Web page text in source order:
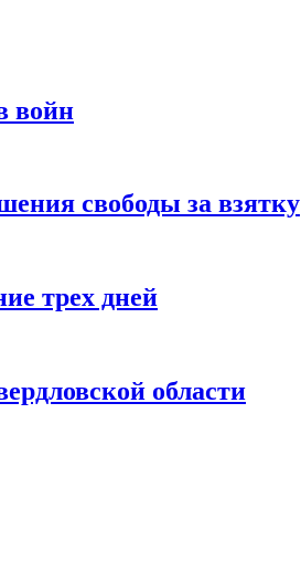
войн
свободы за взятку
трех дней
области